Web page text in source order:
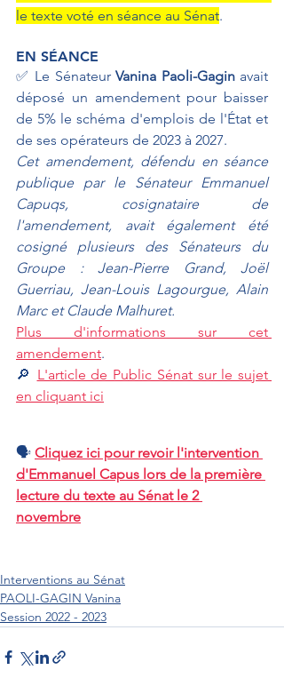
le texte voté en séance au Sénat.
EN SÉANCE
✅ Le Sénateur Vanina Paoli-Gagin avait
déposé un amendement pour baisser
de 5% le schéma d'emplois de l'État et
de ses opérateurs de 2023 à 2027.
Cet amendement, défendu en séance
publique par le Sénateur Emmanuel
Capuqs, cosignataire de
l'amendement, avait également été
cosigné plusieurs des Sénateurs du
Groupe : Jean-Pierre Grand, Joël
Guerriau, Jean-Louis Lagourgue, Alain
Marc et Claude Malhuret.
Plus d'informations sur cet
amendement.
🔎 L'article de Public Sénat sur le sujet
en cliquant ici
🗣 Cliquez ici pour revoir l'intervention
d'Emmanuel Capus lors de la première
lecture du texte au Sénat le 2
novembre
Interventions au Sénat
PAOLI-GAGIN Vanina
Session 2022 - 2023